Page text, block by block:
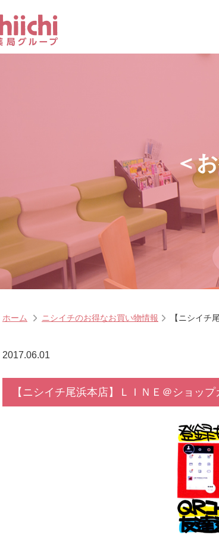
＜
ホーム ニシイチのお得なお買い物情報 【ニシイチ
2017.06.01
【ニシイチ尾浜本店】ＬＩＮＥ＠ショップ